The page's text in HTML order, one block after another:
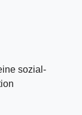
sozial-